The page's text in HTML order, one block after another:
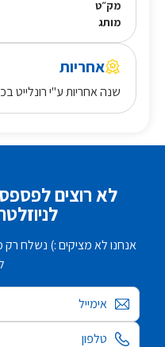
מק״ט
מותג
אחריות
שנה אחריות ע"י רונלייט
לא רוצים
אנחנו לא מציקים :) נשלח רק
אימייל